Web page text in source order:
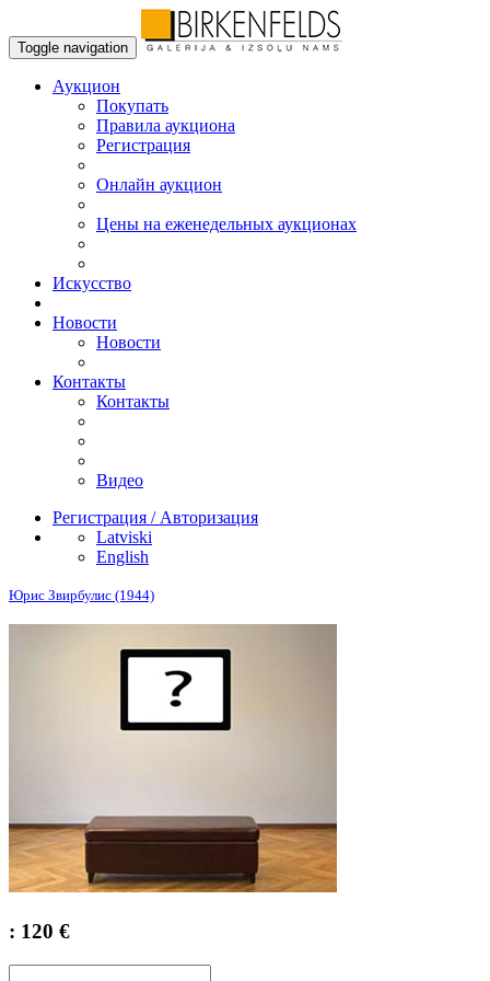
Toggle navigation
Аукцион
Пoкупать
Правила аукциона
Регистрация
Онлайн аукцион
Цены на еженедельных аукционах
Искусствo
Новости
Новости
Контакты
Контакты
Видео
Регистрация / Авторизация
Latviski
English
Юрис Звирбулис (1944)
: 120 €